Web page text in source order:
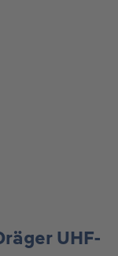
UHF-